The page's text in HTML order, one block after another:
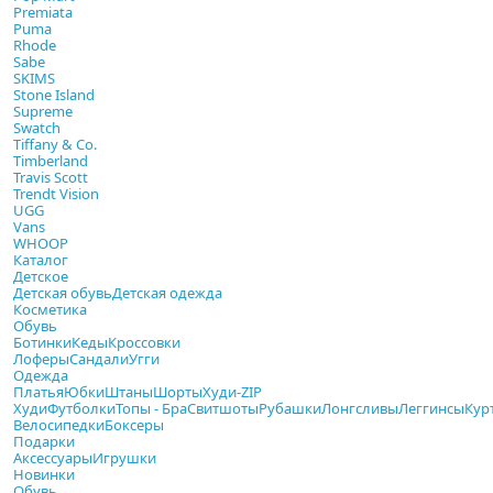
Premiata
Puma
Rhode
Sabe
SKIMS
Stone Island
Supreme
Swatch
Tiffany & Co.
Timberland
Travis Scott
Trendt Vision
UGG
Vans
WHOOP
Каталог
Детское
Детская обувьДетская одежда
Косметика
Обувь
БотинкиКедыКроссовки
ЛоферыСандалиУгги
Одежда
ПлатьяЮбкиШтаныШортыХуди-ZIP
ХудиФутболкиТопы - БраСвитшотыРубашкиЛонгсливыЛеггинсы
ВелосипедкиБоксеры
Подарки
АксессуарыИгрушки
Новинки